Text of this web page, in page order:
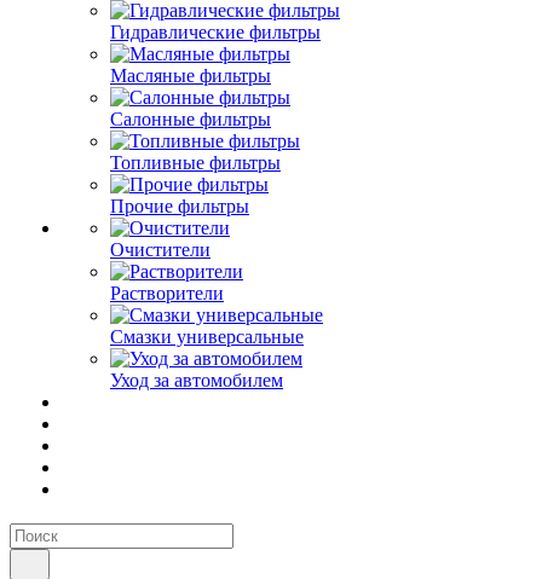
Гидравлические фильтры
Масляные фильтры
Салонные фильтры
Топливные фильтры
Прочие фильтры
Очистители
Растворители
Смазки универсальные
Уход за автомобилем